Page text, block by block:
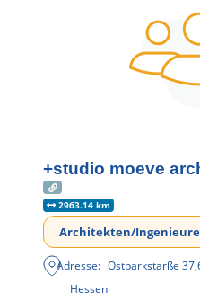
+studio moeve
2963.14 km
Architekten/Ingenieure
Adresse: Ostparkstarße 37,
Hessen